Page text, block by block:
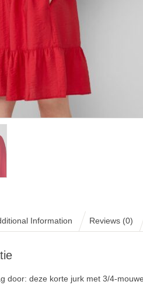
Information Reviews (0)
door: deze korte jurk met 3/4-